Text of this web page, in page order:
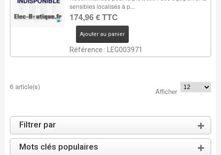
sensibles localisés à p...
174,96 € TTC
Ajouter au panier
Référence : LEG003971
6 article(s)
Afficher
Filtrer par
Mots clés populaires